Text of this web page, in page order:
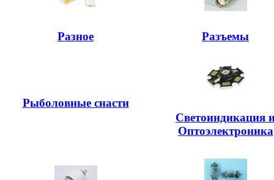
Разное Разъемы
Рыболовные снасти
Светоиндикация
Оптоэлектроника